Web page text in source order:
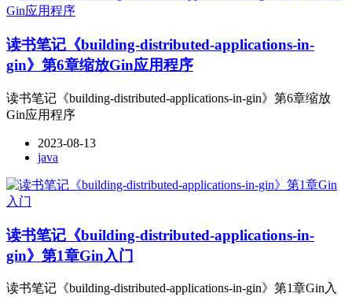
读书笔记《building-distributed-applications-in-
gin》第6章缩放Gin应用程序
读书笔记《building-distributed-applications-in-gin》第6章缩放
Gin应用程序
2023-08-13
java
读书笔记《building-distributed-applications-in-
gin》第1章Gin入门
读书笔记《building-distributed-applications-in-gin》第1章Gin入